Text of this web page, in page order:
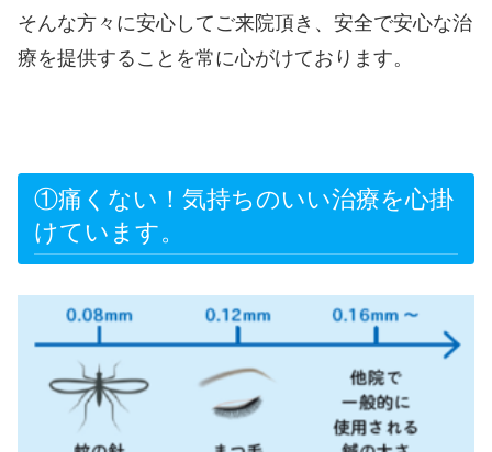
そんな方々に安心してご来院頂き、安全で安心な治
療を提供することを常に心がけております。
①痛くない！気持ちのいい治療を心掛
けています。